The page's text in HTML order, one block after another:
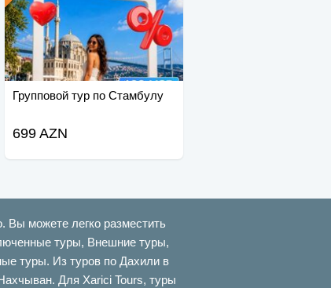
Групповой тур по Стамбулу
699 AZN
Вы можете легко разместить
туры, Внешние туры,
туры. Из туров по Дахили в
Для Xarici Tours, туры